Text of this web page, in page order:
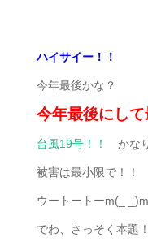
ハイサイー！！
今年最後かな？
今年最後にして
台風19号！！ かな
被害は最小限で！！
ウートートーm(_ _)m
でわ、さっそく本題